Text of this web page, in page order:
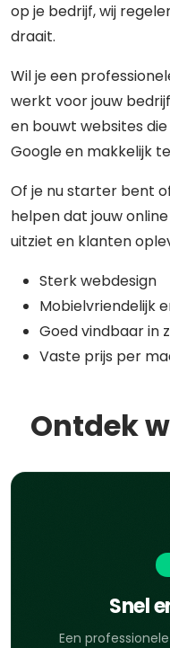
op je bedrijf, wij
draait.
Wil je een
werkt voor jouw
en bouwt websites
Google en makkelijk
Of je nu starter bent
helpen dat jouw
uitziet en klanten
Sterk webdesign
Mobielvriendelijk
Goed vindbaar in
Vaste prijs per
Ontdek
Snel
Een